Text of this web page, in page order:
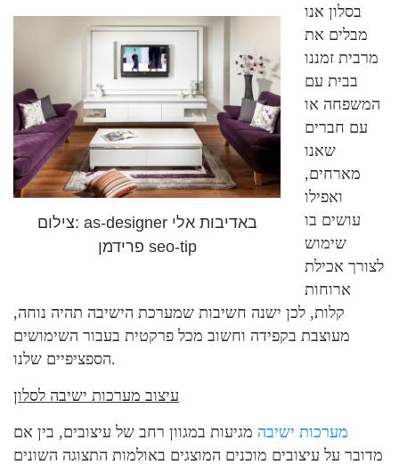
צילום: as-designer באדיבות אלי
פרידמן seo-tip
בסלון אנו
מבלים את
מרבית זמננו
בבית עם
המשפחה או
עם חברים
שאנו
מארחים,
ואפילו
עושים בו
שימוש
לצורך אכילת
ארוחות
קלות, לכן ישנה חשיבות שמערכת הישיבה תהיה נוחה,
מעוצבת בקפידה וחשוב מכל פרקטית בעבור השימושים
הספציפיים שלנו.
עיצוב מערכות ישיבה לסלון
מערכות ישיבה מגיעות במגוון רחב של עיצובים, בין אם
מדובר על עיצובים מוכנים המוצגים באולמות התצוגה השונים